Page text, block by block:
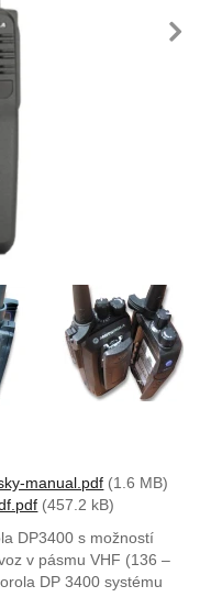
manual.pdf (1.6 MB)
(457.2 kB)
DP3400 s možností
v pásmu VHF (136 –
DP 3400 systému